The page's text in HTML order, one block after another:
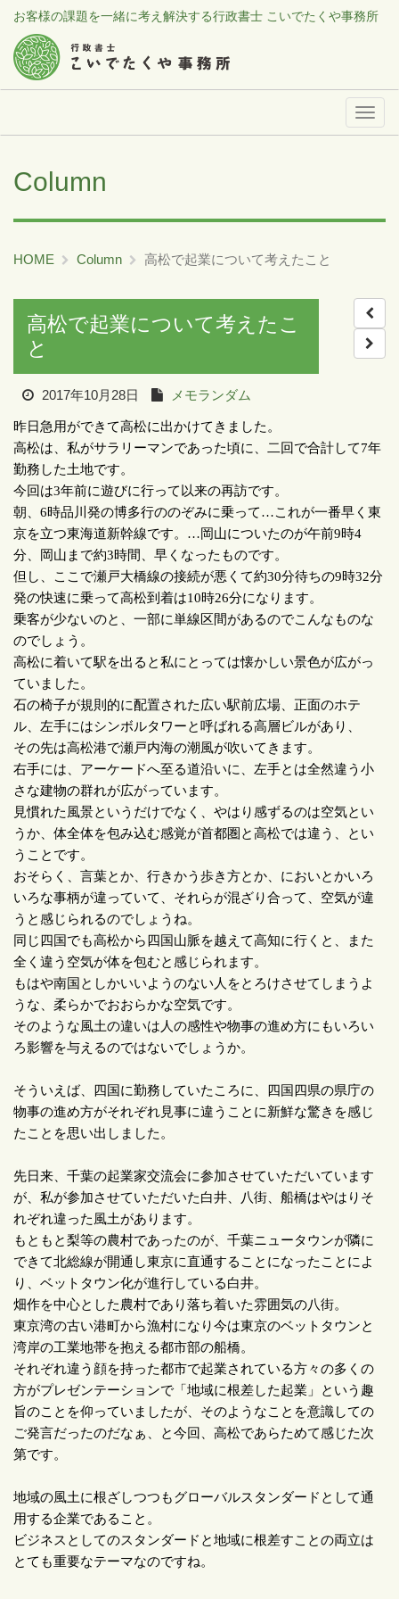
お客様の課題を一緒に考え解決する行政書士 こいでたくや事務所
メ
Column
HOME Column 高松で起業について考えたこと
高松で起業について考えたこ
と
2017年10月28日 メモランダム
昨日急用ができて高松に出かけてきました。
高松は、私がサラリーマンであった頃に、二回で合計して7年
勤務した土地です。
今回は3年前に遊びに行って以来の再訪です。
朝、 6時品川発の博多行ののぞみに乗って…これが一番早く東
京を立つ東海道新幹線です。 … 岡山についたのが午前9時4
分、岡山まで約3時間、早くなったものです。
但し、ここで瀬戸大橋線の接続が悪くて約30分待ちの9時32分
発の快速に乗って高松到着は10時26分になります。
乗客が少ないのと、一部に単線区間があるのでこんなものな
のでしょう。
高松に着いて駅を出ると私にとっては懐かしい景色が広がっ
ていました。
石の椅子が規則的に配置された広い駅前広場、正面のホテ
ル、左手にはシンボルタワーと呼ばれる高層ビルがあり、
その先は高松港で瀬戸内海の潮風が吹いてきます。
右手には、アーケードへ至る道沿いに、左手とは全然違う小
さな建物の群れが広がっています。
見慣れた風景というだけでなく、やはり感ずるのは空気とい
うか、体全体を包み込む感覚が首都圏と高松では違う、とい
うことです。
おそらく、言葉とか、行きかう歩き方とか、においとかいろ
いろな事柄が違っていて、それらが混ざり合って、空気が違
うと感じられるのでしょうね。
同じ四国でも高松から四国山脈を越えて高知に行くと、また
全く違う空気が体を包むと感じられます。
もはや南国としかいいようのない人をとろけさせてしまうよ
うな、柔らかでおおらかな空気です。
そのような風土の違いは人の感性や物事の進め方にもいろい
ろ影響を与えるのではないでしょうか。
そういえば、四国に勤務していたころに、四国四県の県庁の
物事の進め方がそれぞれ見事に違うことに新鮮な驚きを感じ
たことを思い出しました。
先日来、千葉の起業家交流会に参加させていただいています
が、私が参加させていただいた白井、八街、船橋はやはりそ
れぞれ違った風土があります。
もともと梨等の農村であったのが、千葉ニュータウンが隣に
できて北総線が開通し東京に直通することになったことによ
り、ベットタウン化が進行している白井。
畑作を中心とした農村であり落ち着いた雰囲気の八街。
東京湾の古い港町から漁村になり今は東京のベットタウンと
湾岸の工業地帯を抱える都市部の船橋。
それぞれ違う顔を持った都市で起業されている方々の多くの
方がプレゼンテーションで「地域に根差した起業」という趣
旨のことを仰っていましたが、そのようなことを意識しての
ご発言だったのだなぁ、と今回、高松であらためて感じた次
第です。
地域の風土に根ざしつつもグローバルスタンダードとして通
用する企業であること。
ビジネスとしてのスタンダードと地域に根差すことの両立は
とても重要なテーマなのですね。